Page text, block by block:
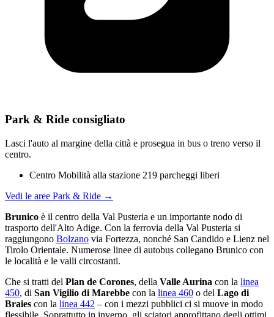
Park & Ride consigliato
Lasci l'auto al margine della città e prosegua in bus o treno verso il
centro.
Centro Mobilità alla stazione 219 parcheggi liberi
Vedi le aree Park & Ride →
Brunico è il centro della Val Pusteria e un importante nodo di
trasporto dell'Alto Adige. Con la ferrovia della Val Pusteria si
raggiungono Bolzano via Fortezza, nonché San Candido e Lienz nel
Tirolo Orientale. Numerose linee di autobus collegano Brunico con
le località e le valli circostanti.
Che si tratti del Plan de Corones, della Valle Aurina con la linea
450, di San Vigilio di Marebbe con la linea 460 o del Lago di
Braies con la linea 442 – con i mezzi pubblici ci si muove in modo